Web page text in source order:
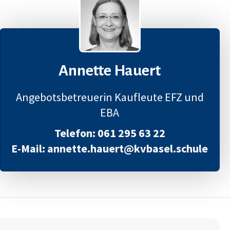
Annette Hauert
Angebotsbetreuerin Kaufleute EFZ und
EBA
Telefon: 061 295 63 22
E-Mail: annette.hauert@kvbasel.schule